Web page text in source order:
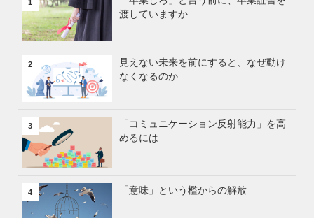
1
渡していますか
2
見えない未来を前にすると、なぜ動け
なくなるのか
3
「コミュニケーション反射能力」を高
めるには
4 「意味」という檻からの解放